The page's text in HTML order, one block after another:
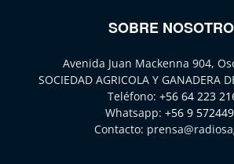
SOBRE
Avenida Juan Mackenna 904,
SOCIEDAD AGRICOLA Y GANADERA
Teléfono: +56 64 223
Whatsapp: +56 9
Contacto: